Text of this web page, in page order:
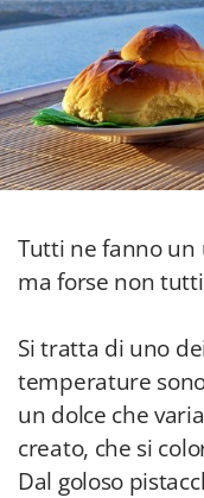
Tutti ne fanno un
ma forse non
Si tratta di uno
temperature
un dolce che
creato, che si
Dal goloso